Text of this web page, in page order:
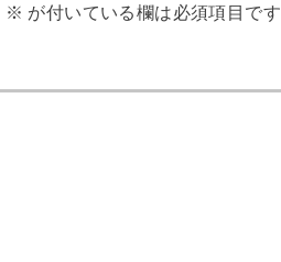
※ が付いている欄は必須項目です